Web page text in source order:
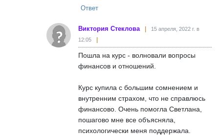
Ответ
Виктория Стеклова
15 апреля, 2022 г. в
12:05
Пошла на курс - волновали вопросы
финансов и отношений.
Курс купила с большим сомнением и
внутренним страхом, что не справлюсь
финансово. Очень помогла Светлана,
пошагово мне все объясняла,
психологически меня поддержала.